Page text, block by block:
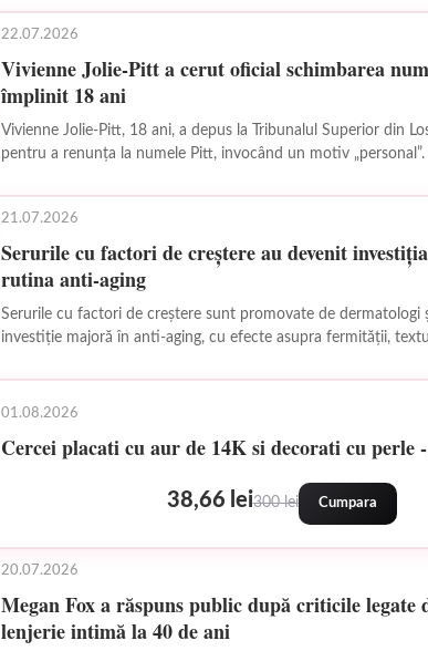
22.07.2026
Vivienne Jolie-Pitt a cerut oficial schimbarea
împlinit 18 ani
Vivienne Jolie-Pitt, 18 ani, a depus la Tribunalul Superior din
pentru a renunța la numele Pitt, invocând un motiv „personal”.
21.07.2026
Serurile cu factori de creștere au devenit
rutina anti-aging
Serurile cu factori de creștere sunt promovate de dermatologi
investiție majoră în anti-aging, cu efecte asupra fermității,
01.08.2026
Cercei placati cu aur de 14K si decorati cu perle
38,66 lei300 lei Cumpara
20.07.2026
Megan Fox a răspuns public după criticile legate
lenjerie intimă la 40 de ani